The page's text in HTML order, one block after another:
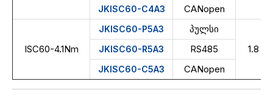
JKISC60-C4A3 CANopen
ISC60-4.1Nm
JKISC60-P5A3
პულსი
1.8
JKISC60-R5A3 RS485
JKISC60-C5A3 CANopen